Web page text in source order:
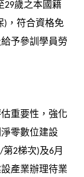
g
a
t
n
29歲之本國籍
) ，符合資格免
予參訓學員勞
重要性，強化
零數位建設
/第2梯次)及6月
產業辦理待業